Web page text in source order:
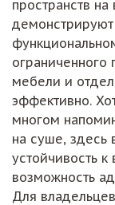
пространств
ограниченного
мебели и
эффективно.
многом
на суше, здесь
устойчивость к
возможность
Для